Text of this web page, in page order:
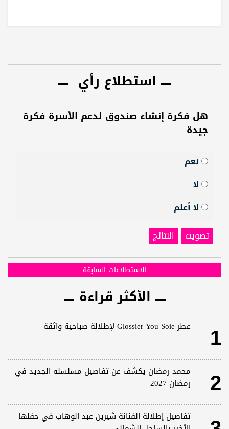
استطلاع رأي
هل فكرة إنشاء صندوق لدعم الأسرة فكرة
جيدة
نعم
لا
لا أعلم
تصويت
النتائج
الاستطلاعات السابقة
الأكثر قراءة
1 عطر Glossier You Soie لإطلالة صباحية واثقة
2
محمد رمضان يكشف عن تفاصيل مسلسله الجديد في
رمضان 2027
تفاصيل إطلالة الفنانة شيرين عبد الوهاب في حفلها